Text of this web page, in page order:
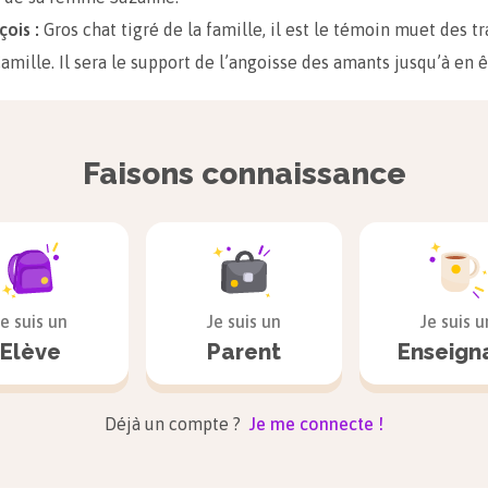
: Gros chat tigré de la famille, il est le témoin muet des
Il sera le support de l’angoisse des amants jusqu’à en
être contenu et provoquera l’enchaînement
:
Fidèle à lui-même, Zola propose une satire du
présente le goût pour l’argent et les apparences comme la
personnages.
Idée récurrente dans l’œuvre de Zola, qui aboutira
Faisons connaissance
suis un
Elève
Je suis un
Parent
Je suis
Déjà un compte ? Je me connecte !